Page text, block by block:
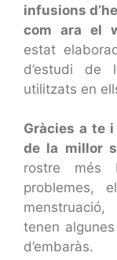
infusions
com ara el
estat
d’estudi de
utilitzats en
Gràcies a te
de la millor
rostre més
problemes,
tenen
d’embaràs.